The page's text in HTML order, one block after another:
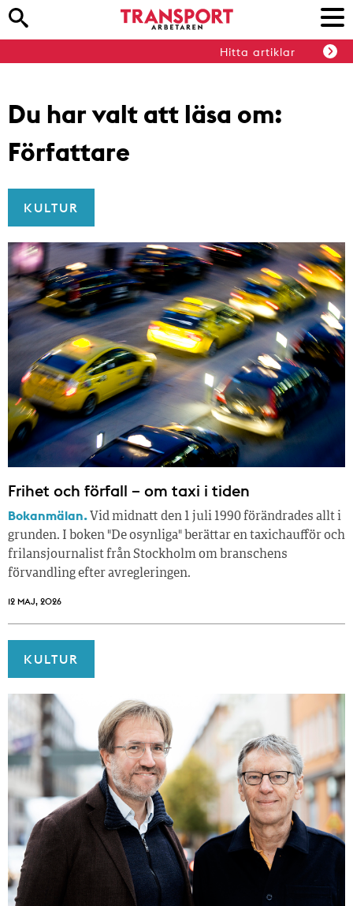
Hitta artiklar
Du har valt att läsa om:
Författare
KULTUR
Frihet och förfall – om taxi i tiden
Bokanmälan. Vid midnatt den 1 juli 1990 förändrades allt i
grunden. I boken "De osynliga" berättar en taxichaufför och
frilansjournalist från Stockholm om branschens
förvandling efter avregleringen.
12 MAJ, 2026
KULTUR